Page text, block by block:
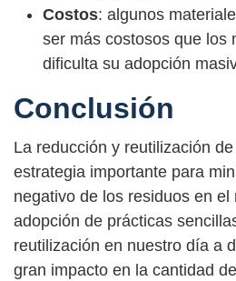
Costos: algunos
ser más costosos que los
dificulta su adopción
Conclusión
La reducción y reutilización
estrategia importante para
negativo de los residuos en
adopción de prácticas
reutilización en nuestro día a
gran impacto en la cantidad